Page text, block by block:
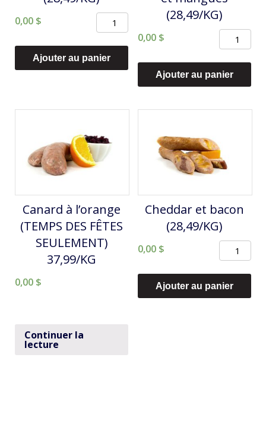
0,00 $
quantité
Autrichienne
(28,49/KG)
Ajouter au panier
(28,49/KG)
0,00 $
quantité
Fromage
de
(28,49/KG)
Ajouter au panier
Canard à l’orange
(TEMPS DES FÊTES
SEULEMENT)
37,99/KG
0,00 $
Continuer la
lecture
Cheddar et bacon
(28,49/KG)
0,00 $
quantité
Cheddar
et
Ajouter au panier